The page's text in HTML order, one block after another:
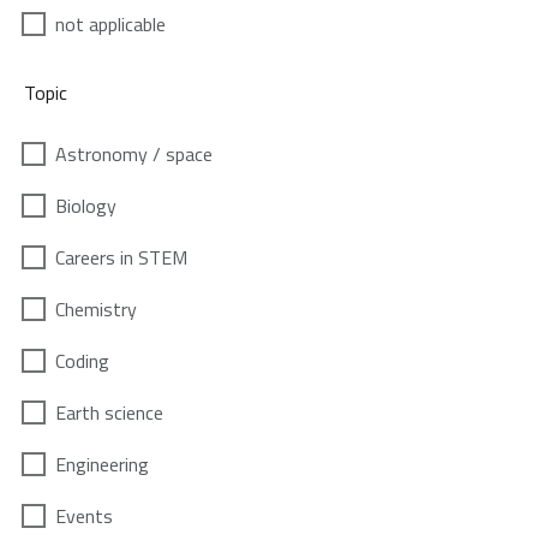
not applicable
Topic
Astronomy / space
Biology
Careers in STEM
Chemistry
Coding
Earth science
Engineering
Events